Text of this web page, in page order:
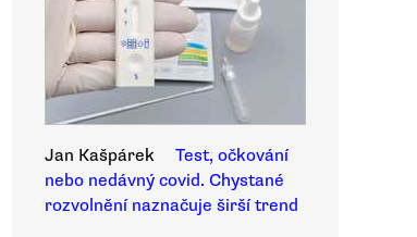
Jan Kašpárek
Test, očkování
nebo nedávný covid. Chystané
rozvolnění naznačuje širší trend